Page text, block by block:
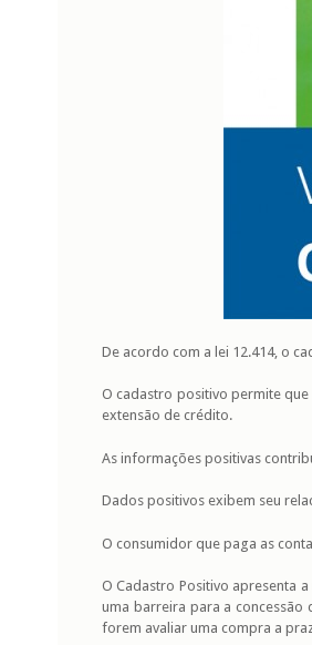
De acordo com a lei 12.414, o
O cadastro positivo permite
extensão de crédito.
As informações positivas
Dados positivos exibem seu
O consumidor que paga as
O Cadastro Positivo apresenta
uma barreira para a concessão
forem avaliar uma compra a